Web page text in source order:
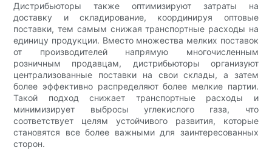
Дистрибьюторы также оптимизируют затраты на
доставку и складирование, координируя оптовые
поставки, тем самым снижая транспортные расходы на
единицу продукции. Вместо множества мелких поставок
от производителей напрямую многочисленным
розничным продавцам, дистрибьюторы организуют
централизованные поставки на свои склады, а затем
более эффективно распределяют более мелкие партии.
Такой подход снижает транспортные расходы и
минимизирует выбросы углекислого газа, что
соответствует целям устойчивого развития, которые
становятся все более важными для заинтересованных
сторон.